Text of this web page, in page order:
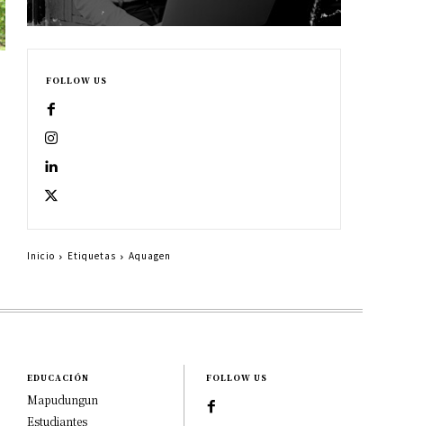
FOLLOW US
Inicio Etiquetas Aquagen
EDUCACIÓN
Mapudungun
Estudiantes
FOLLOW US